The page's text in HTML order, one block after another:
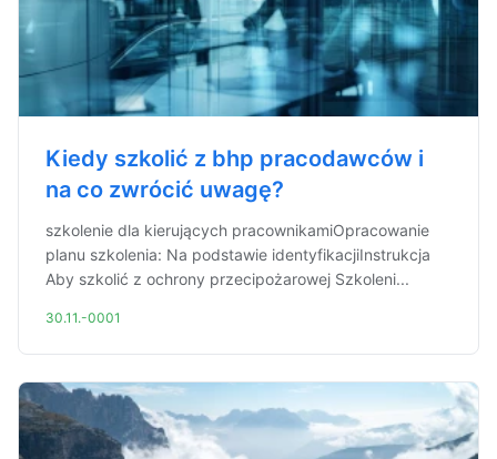
Kiedy szkolić z bhp pracodawców i
na co zwrócić uwagę?
szkolenie dla kierujących pracownikamiOpracowanie
planu szkolenia: Na podstawie identyfikacjiInstrukcja
Aby szkolić z ochrony przecipożarowej Szkoleni...
30.11.-0001